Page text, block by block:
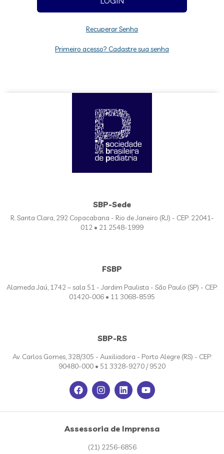
Recuperar Senha
Primeiro acesso? Cadastre sua senha
SBP-Sede
R. Santa Clara, 292 Copacabana - Rio de Janeiro (RJ) - CEP: 22041-
012 • 21 2548-1999
FSBP
Alameda Jaú, 1742 – sala 51 - Jardim Paulista - São Paulo (SP) - CEP:
01420-006 • 11 3068-8595
SBP-RS
Av. Carlos Gomes, 328/305 - Auxiliadora - Porto Alegre (RS) - CEP:
90480-000 • 51 3328-9270 / 9520
Assessoria de Imprensa
(21) 2256-6856